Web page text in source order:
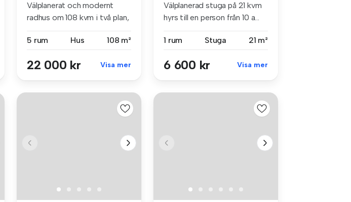
Välplanerat och modernt
radhus om 108 kvm i två plan,
5 rum
Hus 108 m²
22 000 kr Visa mer
Välplanerad stuga på 21 kvm
hyrs till en person från 10 a...
1 rum Stuga 21 m²
6 600 kr Visa mer